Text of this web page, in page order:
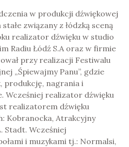
w produkcji dźwiękowej
związany z łódzką sceną
realizator dźwięku w studio
Radiu Łódź S.A oraz w firmie
przy realizacji Festiwalu
„Śpiewajmy Panu”, gdzie
produkcję, nagrania i
Wcześniej realizator dźwięku
realizatorem dźwięku
Kobranocka, Atrakcyjny
Stadt. Wcześniej
i muzykami tj.: Normalsi,